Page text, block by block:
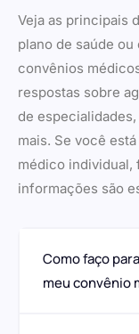
Veja as principais
plano de saúde
convênios
respostas sobre
de
mais. Se você
médico individual,
informações são
Como faço
meu convênio